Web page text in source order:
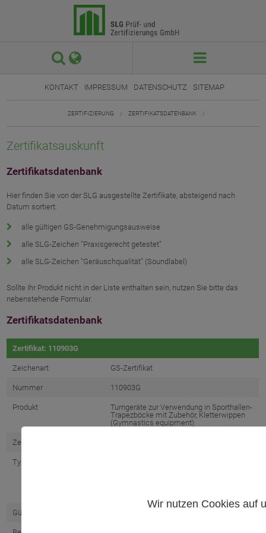
Wir nutzen Cookies auf
  
KONTAKT IMPRESSUM DATENSCHUTZ SITEMAP
ZERTIFIZIERUNG / ZERTIFIKATSDATENBANK /
Zertifikatsauskunft
Zertifikatsdatenbank
Hier finden Sie von der SLG ausgestellte Zertifikate, absteigend nach
Datum sortiert:
alle gültigen GS-Genehmigungsausweise
alle SLG-Zeichen "Praxisgerecht getestet"
alle SLG-Zeichen "Geräuschqualität" (Soundlabel)
Sollte Ihr Produkt nicht in der Liste enthalten sein, nutzen Sie bitte das
nebenstehende Formular.
Zertifikatsdatenbank
Zertifikat: 110903G
Zeichenart GS-Zertifikat
Nummer 110903G
Produkt
Turngeräte zur Verwendung in Sporthallen-
Trapezböcke mit Zubehör, Kletterwippen
(Gymnastics equipment)
Zertifikatsinhaber
Typbezeichnung
Gültig von